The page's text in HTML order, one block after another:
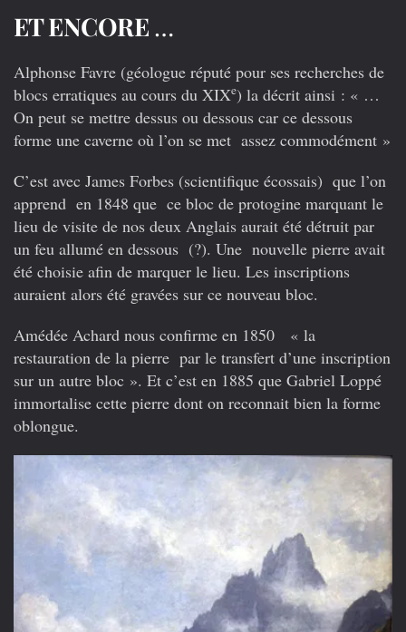
ET ENCORE…
Alphonse Favre (géologue réputé pour ses recherches de
blocs erratiques au cours du XIXe) la décrit ainsi : « …
On peut se mettre dessus ou dessous car ce dessous
forme une caverne où l’on se met assez commodément »
C’est avec James Forbes (scientifique écossais) que l’on
apprend en 1848 que ce bloc de protogine marquant le
lieu de visite de nos deux Anglais aurait été détruit par
un feu allumé en dessous (?). Une nouvelle pierre avait
été choisie afin de marquer le lieu. Les inscriptions
auraient alors été gravées sur ce nouveau bloc.
Amédée Achard nous confirme en 1850 « la
restauration de la pierre par le transfert d’une inscription
sur un autre bloc ». Et c’est en 1885 que Gabriel Loppé
immortalise cette pierre dont on reconnait bien la forme
oblongue.